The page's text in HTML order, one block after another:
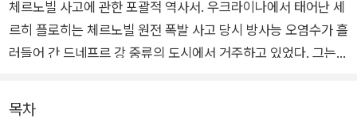
체르노빌 사고에 관한 포괄적 역사서. 우크라이나에서 태어난 세
르히 플로히는 체르노빌 원전 폭발 사고 당시 방사능 오염수가 흘
러들어 간 드네프르 강 중류의 도시에서 거주하고 있었다. 그는
민들이 겪은 고난과 혼란을 직접 목격한 증인이다.
목차